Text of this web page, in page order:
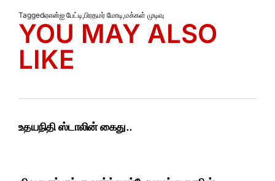
Taggedஏஎன்ஐ பேட்டி,பிரதமர் மோடி,மக்கள் முடிவு
YOU MAY ALSO
LIKE
உதயநிதி ஸ்டாலின் கைது..